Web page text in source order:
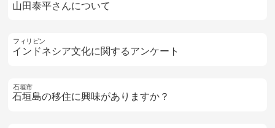
山田泰平さんについて
フィリピン
インドネシア文化に関するアンケート
石垣市
石垣島の移住に興味がありますか？